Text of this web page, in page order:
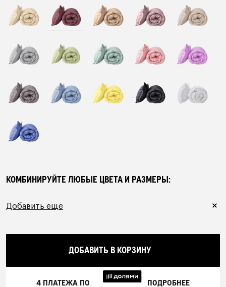
ПОДАРОЧНЫЙ СЕРТИФИКАТ
АУТЛЕТ
КОЛЛЕКЦИИ
О БРЕНДЕ
КОМБИНИРУЙТЕ ЛЮБЫЕ ЦВЕТА И РАЗМЕРЫ:
Добавить еще
ДОБАВИТЬ В КОРЗИНУ
4 ПЛАТЕЖА ПО ПОДРОБНЕЕ